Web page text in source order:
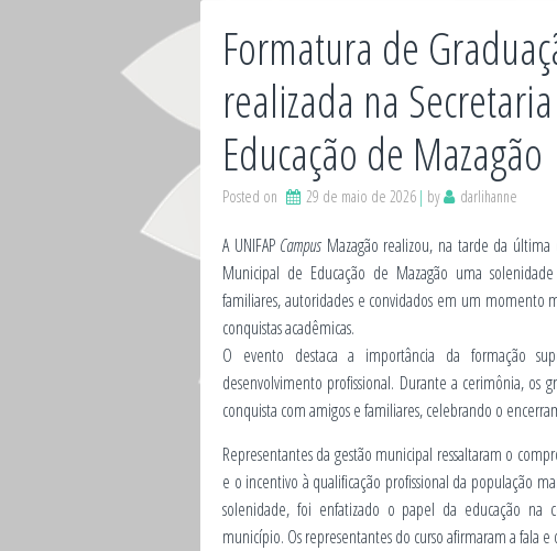
Formatura de
realizada na
Educação de Mazagão
Posted on 29 de maio de 2026 by darlihanne
A UNIFAP Campus Mazagão realizou, na tarde da
Municipal de Educação de Mazagão uma
familiares, autoridades e convidados em um momento
conquistas acadêmicas.
O evento destaca a importância da formação
desenvolvimento profissional. Durante a cerimônia, os
conquista com amigos e familiares, celebrando o
Representantes da gestão municipal ressaltaram o
e o incentivo à qualificação profissional da população
solenidade, foi enfatizado o papel da educação na
município. Os representantes do curso afirmaram a fala